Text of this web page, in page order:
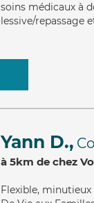
soins médicaux à
lessive/repassage
Yann D.,
à 5km de chez
Flexible, minutieux